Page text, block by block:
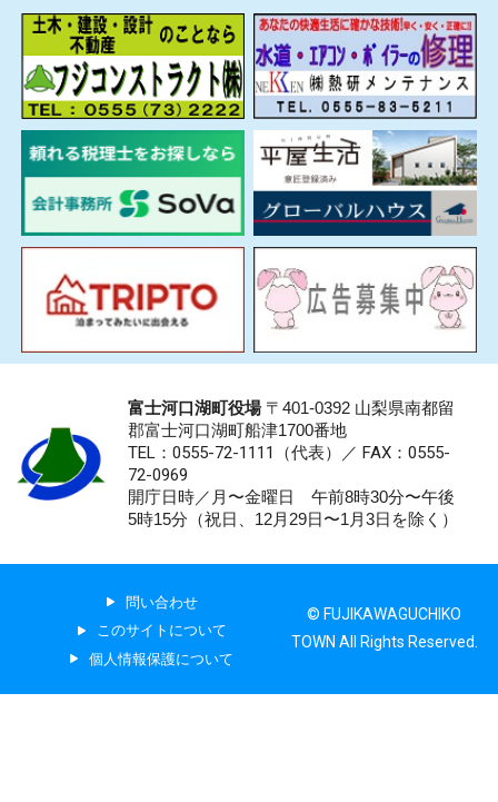
富士河口湖町役場〒401-0392 山梨県南都留
郡富士河口湖町船津1700番地
TEL：0555-72-1111 （代表）／ FAX：0555-
72-0969
開庁日時／月〜金曜日 午前8時30分〜午後
5時15分（祝日、12月29日〜1月3日を除く）
問い合わせ
このサイトについて
個人情報保護について
© FUJIKAWAGUCHIKO
TOWN All Rights Reserved.